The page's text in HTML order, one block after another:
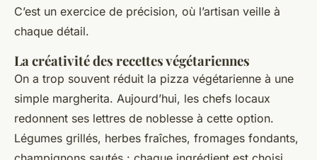
C’est un exercice de précision, où l’artisan veille à
chaque détail.
La créativité des recettes végétariennes
On a trop souvent réduit la pizza végétarienne à une
simple margherita. Aujourd’hui, les chefs locaux
redonnent ses lettres de noblesse à cette option.
Légumes grillés, herbes fraîches, fromages fondants,